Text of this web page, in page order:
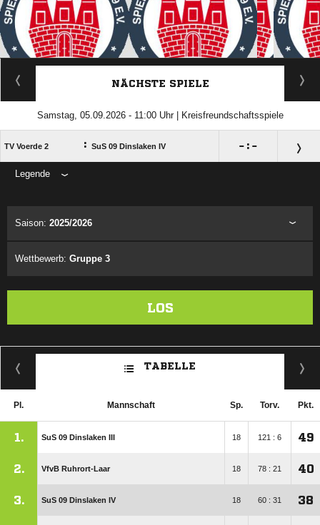
ANZEIGE
NÄCHSTE SPIELE
Samstag, 05.09.2026 - 11:00 Uhr | Kreisfreundschaftsspiele
TV Voerde 2 : SuS 09 Dinslaken IV  : 
Legende
Saison: 2025/2026
Wettbewerb: Gruppe 3
LOS
TABELLE
Pl. Mannschaft Sp. Torv. Pkt.
1. SuS 09 Dinslaken III 18 121 : 6 49
2. VfvB Ruhrort-Laar 18 78 : 21 40
3. SuS 09 Dinslaken IV 18 60 : 31 38